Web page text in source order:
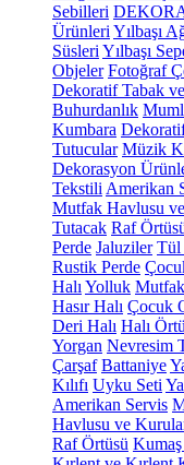
Sebilleri
Ürünleri Yılbaşı
Süsleri Yılbaşı
Objeler Fotoğraf
Dekoratif Tabak
Buhurdanlık
Kumbara
Tutucular Müzik
Dekorasyon
Tekstili Amerikan
Mutfak Havlusu
Tutacak Raf
Perde Jaluziler Tül
Rustik Perde
Halı Yolluk Mutfak
Hasır Halı Çocuk
Deri Halı Halı
Yorgan Nevresim
Çarşaf Battaniye
Kılıfı Uyku Seti
Amerikan Servis
Havlusu ve
Raf Örtüsü Kumaş